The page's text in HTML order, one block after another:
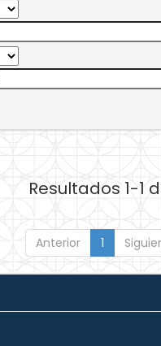
Resultados 1-1
Anterior 1